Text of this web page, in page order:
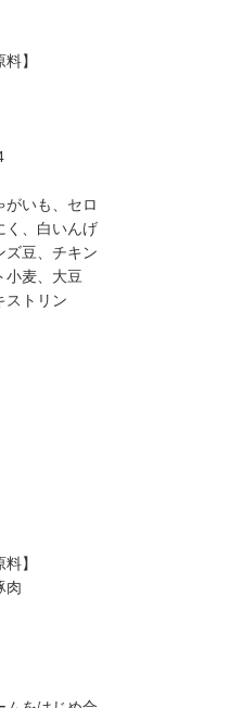
】
がいも、セロ
く、白いんげ
ズ豆、チキン
小麦、大豆
ストリン
】
肉